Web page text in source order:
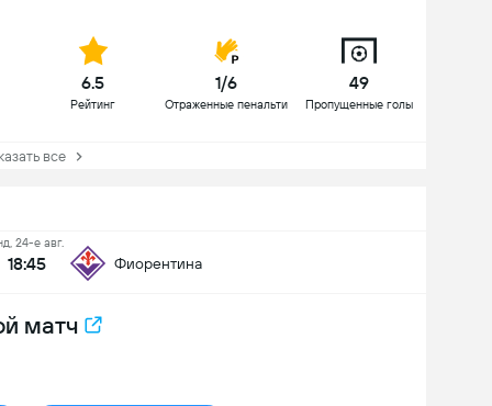
6.5
Рейтинг
1/6
Отраженные пенальти
49
Пропущенные голы
все
24-е авг.
18:45 Фиорентина
матч